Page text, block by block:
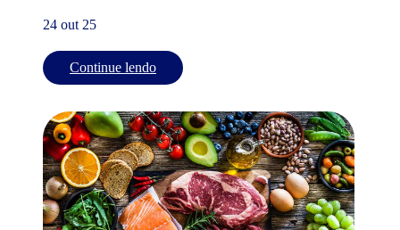
24 out 25
Continue lendo